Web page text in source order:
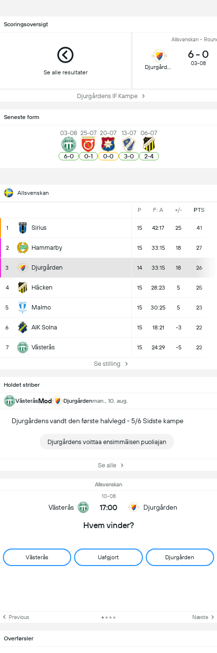
Scoringsoversigt
Se alle resultater
Allsvenskan -
Djurgården
6- 0
03-08
Djurgårdens IF Kampe
Seneste form
03-08
6-0
25-07
0-1
20-07
0-0
13-07
3-0
06-07
2-4
Allsvenskan
P F: A +/- PTS
1 Sirius 15 42:17 25 41
2 Hammarby 15 33:15 18 27
3 Djurgården 14 33:15 18 26
4 Häcken 15 28:23 5 25
5 Malmo 15 30:25 5 23
6 AIK Solna 15 18:21 -3 22
7 Västerås 15 24:29 -5 22
Se stilling
Holdet striber
VästeråsMod Djurgårdenman., 10. aug.
Djurgårdens vandt den første halvlegd - 5/6 Sidste kampe
Djurgårdens voittaa ensimmäisen puoliajan
Se alle
Allsvenskan
Västerås
10-08
17:00 Djurgården
Hvem vinder?
Västerås Uafgjort Djurgården
Previous Næste
Overførsler